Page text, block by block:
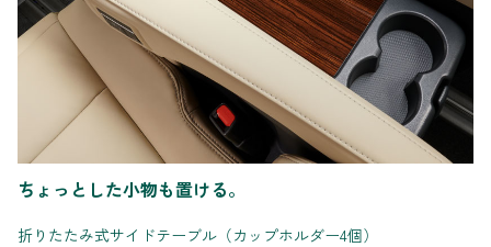
ちょっとした小物も置ける。
折りたたみ式サイドテーブル（カップホルダー4個）